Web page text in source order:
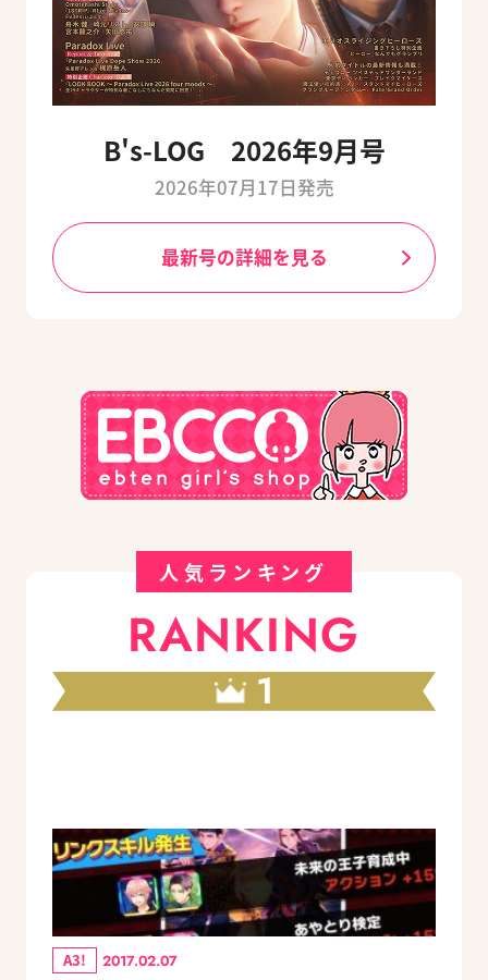
B's-LOG 2026年9月号
2026年07月17日発売
最新号の詳細を見る
人気ランキング
RANKING
1
A3! 2017.02.07